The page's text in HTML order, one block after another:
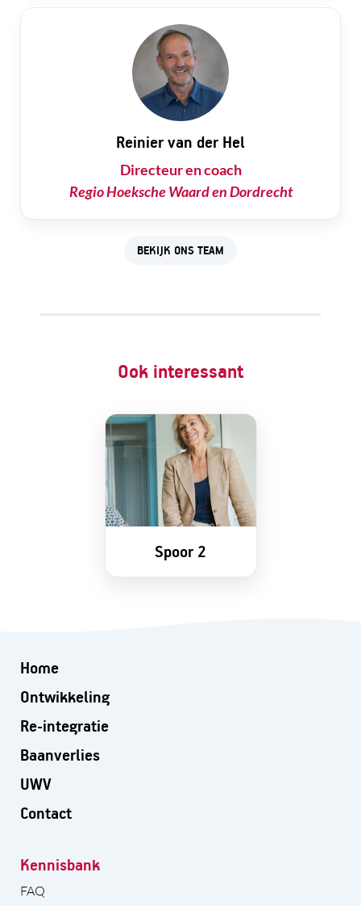
Reinier van der Hel
Directeur en coach
Regio Hoeksche Waard en Dordrecht
BEKIJK ONS TEAM
Ook interessant
Spoor 2
Home
Ontwikkeling
Re-integratie
Baanverlies
UWV
Contact
Kennisbank
FAQ